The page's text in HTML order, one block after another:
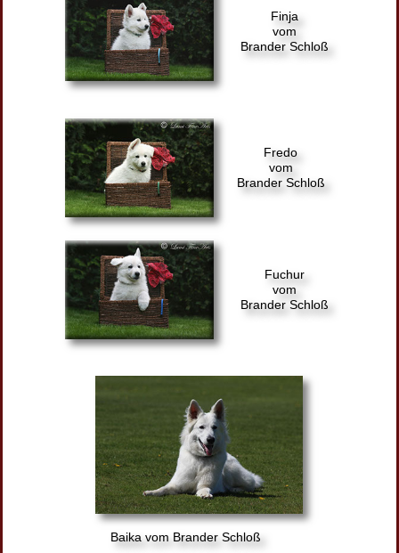
Finja
vom
Brander Schloß
Fredo
vom
Brander Schloß
Fuchur
vom
Brander Schloß
Baika vom Brander Schloß